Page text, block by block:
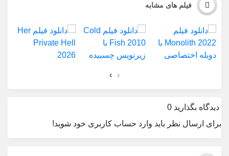
فیلم های مشابه
‹
›
دیدگاه بگذارید 0
برای ارسال نظر باید وارد حساب کاربری خود شوید!